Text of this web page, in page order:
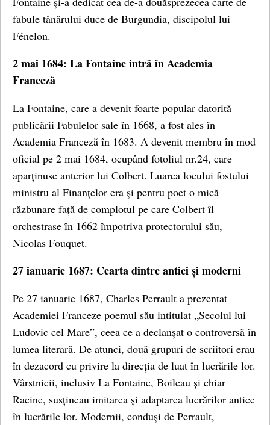
fabule tânărului duce de Burgundia, discipolul lui
Fénelon.
2 mai 1684: La Fontaine intră în Academia
Franceză
La Fontaine, care a devenit foarte popular datorită
publicării Fabulelor sale în 1668, a fost ales în
Academia Franceză în 1683. A devenit membru în mod
oficial pe 2 mai 1684, ocupând fotoliul nr.24, care
aparținuse anterior lui Colbert. Luarea locului fostului
ministru al Finanțelor era și pentru poet o mică
răzbunare față de complotul pe care Colbert îl
orchestrase în 1662 împotriva protectorului său,
Nicolas Fouquet.
27 ianuarie 1687: Cearta dintre antici și moderni
Pe 27 ianuarie 1687, Charles Perrault a prezentat
Academiei Franceze poemul său intitulat „Secolul lui
Ludovic cel Mare”, ceea ce a declanșat o controversă în
lumea literară. De atunci, două grupuri de scriitori erau
în dezacord cu privire la direcția de luat în lucrările lor.
Vârstnicii, inclusiv La Fontaine, Boileau și chiar
Racine, susțineau imitarea și adaptarea lucrărilor antice
în lucrările lor. Modernii, conduși de Perrault,